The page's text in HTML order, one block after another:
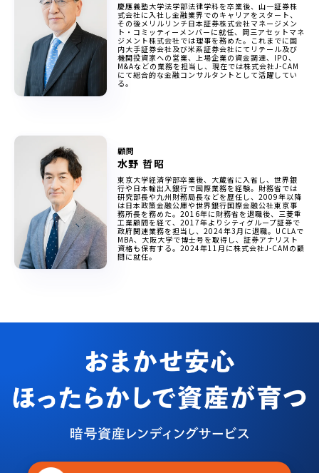
慶應義塾大学法学部法律学科を卒業後、山一証券株
式会社に入社し金融業界でのキャリアをスタート、
その後メリルリンチ日本証券株式会社マネージメン
ト・コミッティーメンバーに就任、岡三アセットマネ
ジメント株式会社では理事を務めた。これまでに国
内大手証券会社及び米系証券会社にてリテール及び
機関投資家への営業、上場企業の資金調達、IPO、
M&Aなどの業務を担当し、現在では株式会社J-CAM
にて総合的な金融コンサルタントとして活躍してい
る。
顧問
水野 哲昭
東京大学経済学部卒業後、大蔵省に入省し、世界銀
行や日本輸出入銀行で国際業務を経験。財務省では
研究部長や九州財務局長などを歴任し、2009年以降
は日本政策金融公庫や世界銀行国際金融公社東京事
務所長を務めた。2016年に財務省を退職後、三菱重
工業顧問を経て、2017年よりシティグループ証券で
政府関連業務を担当し、2024年3月に退職。UCLAで
MBA、大阪大学で博士号を取得し、証券アナリスト
資格も保有する。2024年11月に株式会社J-CAMの顧
問に就任。